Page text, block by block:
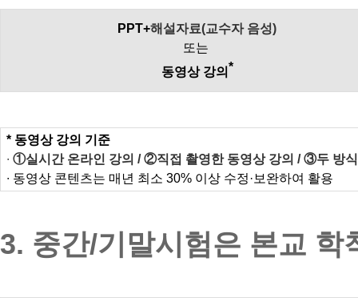
PPT+해설자료(교수자 음성)
또는
동영상 강의 *
* 동영상 강의 기준
∙ ①실시간 온라인 강의 / ②직접 촬영한 동영상 강의 / ③두 방
∙ 동영상 콘텐츠는 매년 최소 30% 이상 수정·보완하여 활용
3. 중간/기말시험은 본교